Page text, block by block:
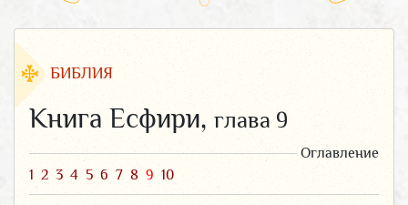
БИБЛИЯ
Книга Есфири, глава 9
Оглавление
1 2 3 4 5 6 7 8 9 10